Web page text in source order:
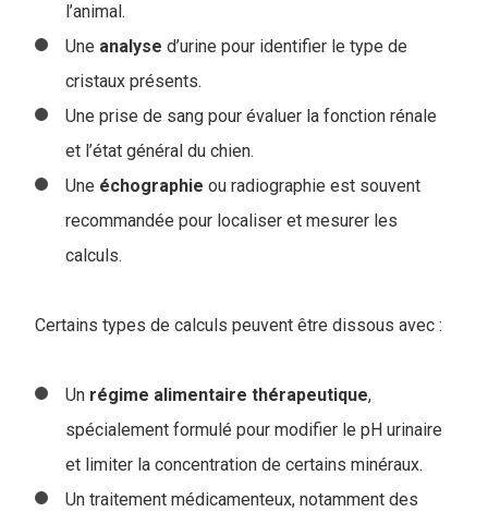
l’animal.
Une analyse d’urine pour identifier le type de
cristaux présents.
Une prise de sang pour évaluer la fonction rénale
et l’état général du chien.
Une échographie ou radiographie est souvent
recommandée pour localiser et mesurer les
calculs.
Certains types de calculs peuvent être dissous avec :
Un régime alimentaire thérapeutique,
spécialement formulé pour modifier le pH urinaire
et limiter la concentration de certains minéraux.
Un traitement médicamenteux, notamment des